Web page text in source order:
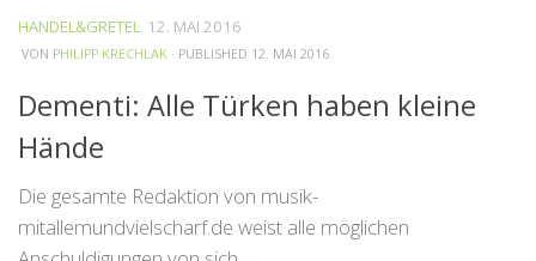
HÄNDEL&GRETEL 12. MAI 2016
VON PHILIPP KRECHLAK · PUBLISHED 12. MAI 2016
Dementi: Alle Türken haben kleine
Hände
Die gesamte Redaktion von musik-
mitallemundvielscharf.de weist alle möglichen